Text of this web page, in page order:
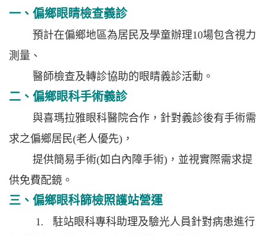
一、偏鄉眼睛檢查義診
預計在偏鄉地區為居民及學童辦理10場包含視力
測量、
醫師檢查及轉診協助的眼睛義診活動。
二、偏鄉眼科手術義診
與喜瑪拉雅眼科醫院合作，針對義診後有手術需
求之偏鄉居民(老人優先)，
提供簡易手術(如白內障手術)，並視實際需求提
供免費配鏡。
三、偏鄉眼科篩檢照護站營運
1. 駐站眼科專科助理及驗光人員針對病患進行